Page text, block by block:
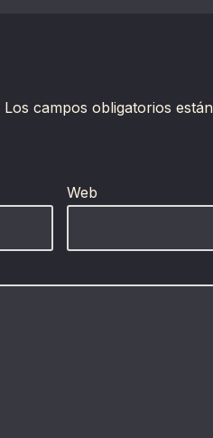
Los campos obligatorios están
Web